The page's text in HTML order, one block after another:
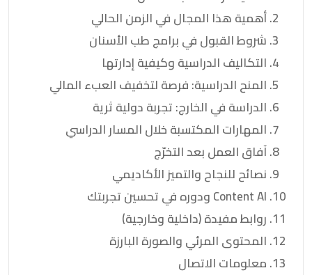
أهمية هذا المجال في الزمن الحالي
شروط القبول في برامج طب الأسنان
التكاليف الدراسية وكيفية إدارتها
المنح الدراسية: فرصة لتخفيف العبء المالي
الدراسة في الخارج: تجربة دولية ثرية
المهارات المكتسبة خلال المسار الدراسي
آفاق العمل بعد التخرّج
نصائح للنجاح والتميز الأكاديمي
Content AI ودوره في تحسين تجربتك
روابط مفيدة (داخلية وخارجية)
المحتوى المرئي والصورة البارزة
معلومات الاتصال